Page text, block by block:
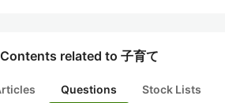
Contents related to 子育て
Questions Stock Lists